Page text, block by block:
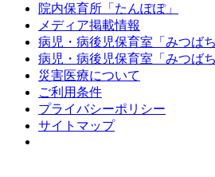
院内保育所「たんぽぽ」
メディア掲載情報
病児・病後児保育室「みつば
病児・病後児保育室「みつば
災害医療について
ご利用条件
プライバシーポリシー
サイトマップ